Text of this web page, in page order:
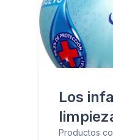
Los
Productos